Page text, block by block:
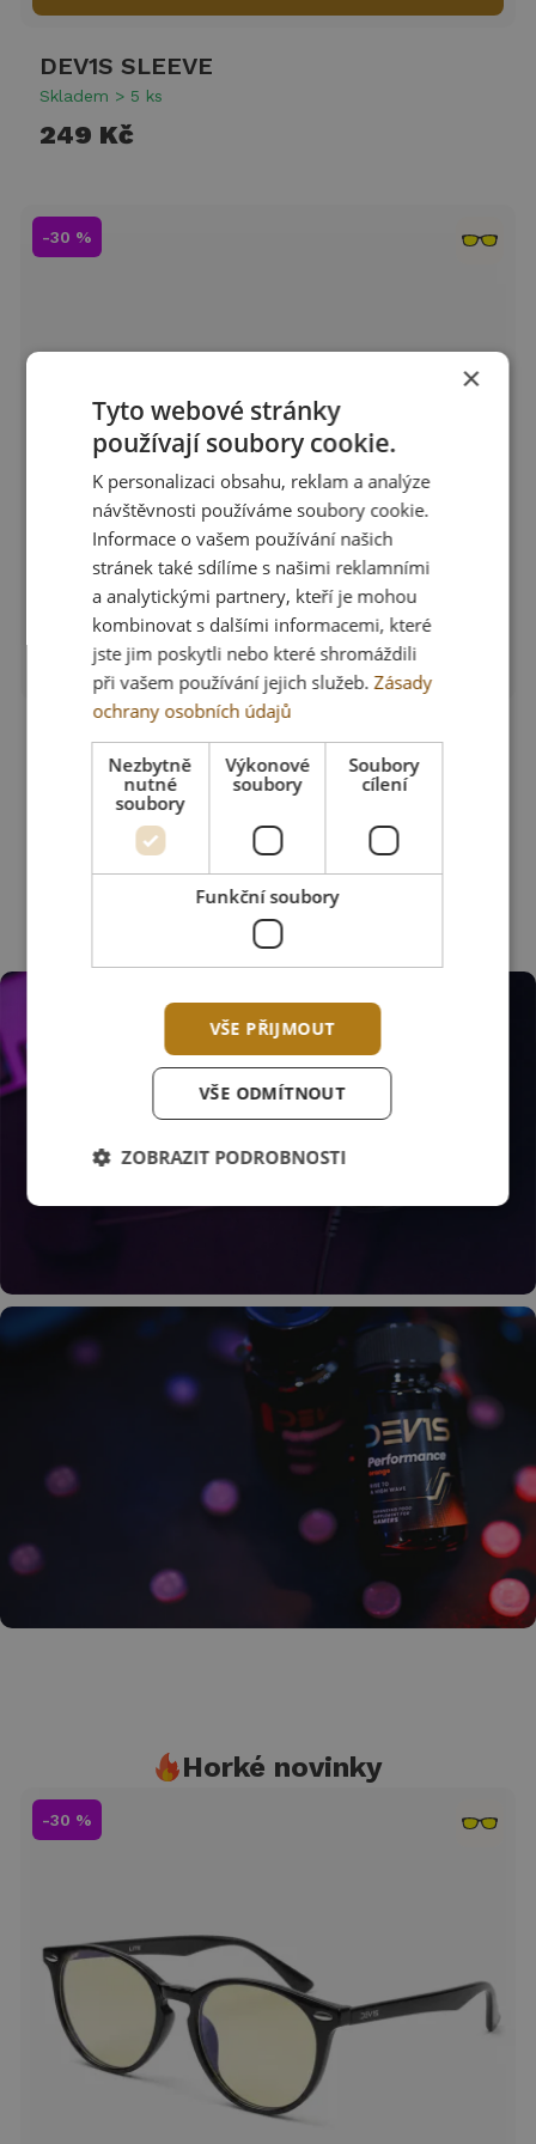
DEV1S SLEEVE
Skladem > 5 ks
249 Kč
-30 %
Zobrazit detailarrow_forward
DEV1S WALLHACK BLACK
Skladem > 5 ks
1 015 Kč1 450 Kč
Zachyť každý krok
nepřítele
Rozdíl mezi vítězstvím a prohrou!
Zjisti více
energie
Horké novinky
-30 %
×
Tyto webové stránky
používají soubory cookie.
K personalizaci obsahu, reklam a analýze
návštěvnosti používáme soubory cookie.
Informace o vašem používání našich
stránek také sdílíme s našimi reklamními
a analytickými partnery, kteří je mohou
kombinovat s dalšími informacemi, které
jste jim poskytli nebo které shromáždili
při vašem používání jejich služeb.Zásady
ochrany osobních údajů
Nezbytně
nutné
soubory
Výkonové
soubory
Soubory
cílení
Funkční soubory
VŠE PŘIJMOUT
VŠE ODMÍTNOUT
ZOBRAZIT PODROBNOSTI